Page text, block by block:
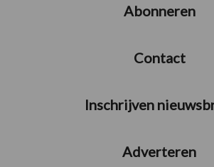
Abonneren
Contact
Inschrijven
Adverteren